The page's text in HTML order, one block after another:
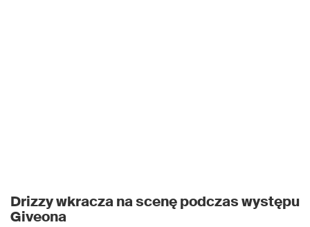
Drizzy wkracza na scenę podczas występu
Giveona